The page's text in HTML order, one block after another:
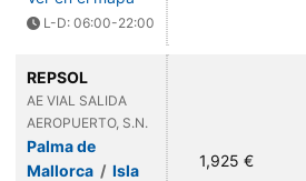
L-D: 06:00-22:00
REPSOL
AE VIAL SALIDA
AEROPUERTO, S.N.
Palma de
Mallorca / Isla
1,925 €